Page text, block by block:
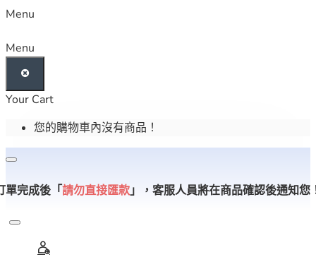
Menu
Menu
Your Cart
您的購物車內沒有商品！
單完成後「請勿直接匯款 」， 客服人員將在商品確認後通知您